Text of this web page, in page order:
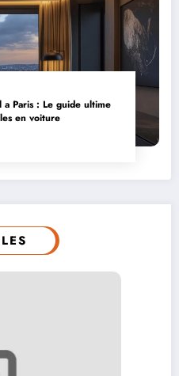
Paris : Le guide ultime
en voiture